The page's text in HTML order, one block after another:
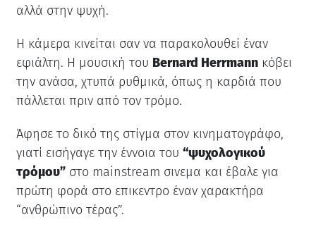
αλλά στην ψυχή.
Η κάμερα κινείται σαν να παρακολουθεί έναν
εφιάλτη. Η μουσική του Bernard Herrmannκόβει
την ανάσα, χτυπά ρυθμικά, όπως η καρδιά που
πάλλεται πριν από τον τρόμο.
Άφησε το δικό της στίγμα στον κινηματογράφο,
γιατί εισήγαγε την έννοια του “ψυχολογικού
τρόμου”στο mainstream σινεμα και έβαλε για
πρώτη φορά στο επικεντρο έναν χαρακτήρα
“ανθρώπινο τέρας”.